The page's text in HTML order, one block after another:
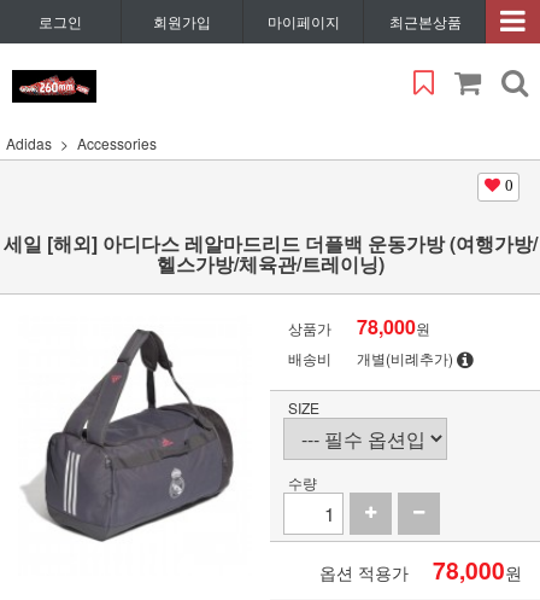
로그인 회원가입 마이페이지 최근본상품
Adidas Accessories
0
세일 [해외] 아디다스 레알마드리드 더플백 운동가방 (여행가방/
헬스가방/체육관/트레이닝)
상품가 78,000원
배송비
개별(비례추가)
SIZE
수량
옵션 적용가 78,000원